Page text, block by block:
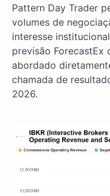
Pattern Day Trader
volumes de
interesse
previsão ForecastEx
abordado
chamada de
2026.